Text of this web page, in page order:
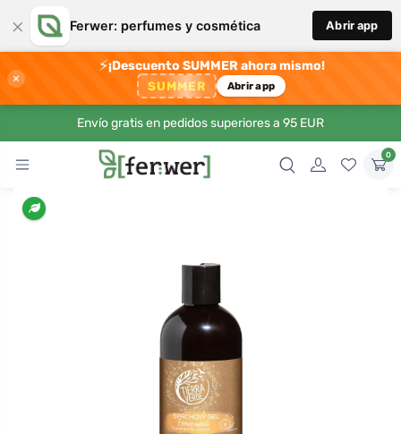
× Ferwer: perfumes y cosmética Abrir app
×
⚡¡Descuento SUMMER ahora mismo!
SUMMER Abrir app
Envío gratis en pedidos superiores a 95 EUR
0